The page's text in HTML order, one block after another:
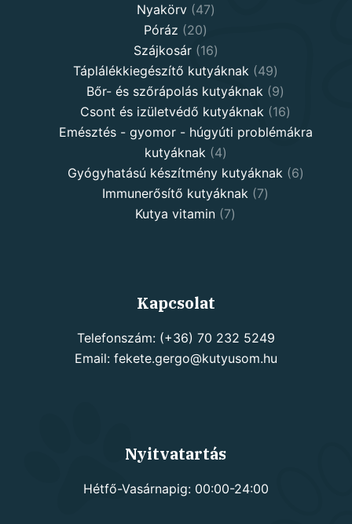
Nyakörv 4747
Póráz 2020
products
Szájkosár 1616
products
Táplálékkiegészítő kutyáknak 4949
products
Bőr- és szőrápolás kutyáknak 99
products
Csont és izületvédő kutyáknak 1616
products
Emésztés - gyomor - húgyúti problémákra
kutyáknak
44
products
Gyógyhatású készítmény kutyáknak 66
Immunerősítő kutyáknak 77
Kutya vitamin 77
Kapcsolat
Telefonszám: (+36) 70 232 5249
Email: fekete.gergo@kutyusom.hu
Nyitvatartás
Hétfő-Vasárnapig: 00:00-24:00